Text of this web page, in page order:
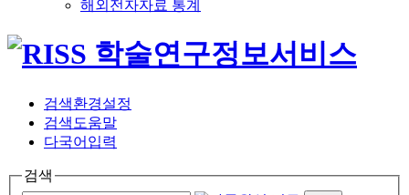
해외전자자료 통계
검색환경설정
검색도움말
다국어입력
검색